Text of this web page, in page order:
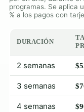
programas. Se aplica
% a los pagos con
DURACIÓN
2 semanas
3 semanas
4 semanas